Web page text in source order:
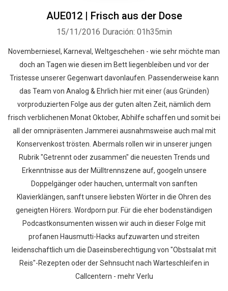
AUE012 | Frisch aus der Dose
15/11/2016 Duración: 01h35min
Novemberniesel, Karneval, Weltgeschehen - wie sehr möchte man
doch an Tagen wie diesen im Bett liegenbleiben und vor der
Tristesse unserer Gegenwart davonlaufen. Passenderweise kann
das Team von Analog & Ehrlich hier mit einer (aus Gründen)
vorproduzierten Folge aus der guten alten Zeit, nämlich dem
frisch verblichenen Monat Oktober, Abhilfe schaffen und somit bei
all der omnipräsenten Jammerei ausnahmsweise auch mal mit
Konservenkost trösten. Abermals rollen wir in unserer jungen
Rubrik "Getrennt oder zusammen" die neuesten Trends und
Erkenntnisse aus der Mülltrennszene auf, googeln unsere
Doppelgänger oder hauchen, untermalt von sanften
Klavierklängen, sanft unsere liebsten Wörter in die Ohren des
geneigten Hörers. Wordporn pur. Für die eher bodenständigen
Podcastkonsumenten wissen wir auch in dieser Folge mit
profanen Hausmutti-Hacks aufzuwarten und streiten
leidenschaftlich um die Daseinsberechtigung von "Obstsalat mit
Reis"-Rezepten oder der Sehnsucht nach Warteschleifen in
Callcentern - mehr Verlu